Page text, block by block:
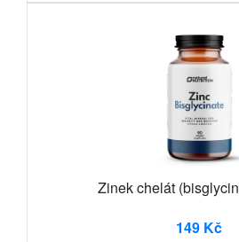
Zinek chelát
149 Kč